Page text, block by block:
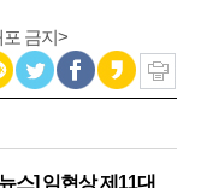
금지>
스] 임현상 제11대